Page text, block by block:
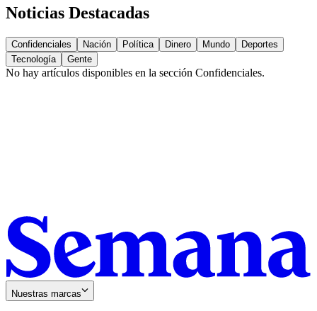
Noticias Destacadas
Confidenciales Nación Política Dinero Mundo
Deportes
Tecnología
Gente
No hay artículos disponibles en la sección Confidenciales.
Nuestras marcas